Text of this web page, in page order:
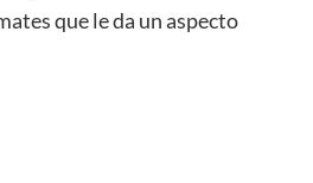
que le da un aspecto